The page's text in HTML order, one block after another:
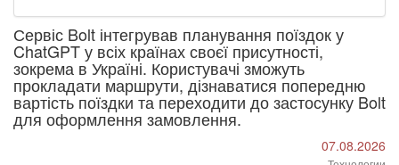
Сервіс Bolt інтегрував планування поїздок у
ChatGPT у всіх країнах своєї присутності,
зокрема в Україні. Користувачі зможуть
прокладати маршрути, дізнаватися попередню
вартість поїздки та переходити до застосунку Bolt
для оформлення замовлення.
07.08.2026